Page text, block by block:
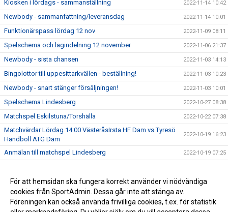
Kiosken i lördags - sammanställning 2022-11-14 10:42
Newbody - sammanfattning/leveransdag 2022-11-14 10:01
Funktionärspass lördag 12 nov 2022-11-09 08:11
Spelschema och lagindelning 12 november 2022-11-06 21:37
Newbody - sista chansen 2022-11-03 14:13
Bingolottor till uppesittarkvällen - beställning! 2022-11-03 10:23
Newbody - snart stänger försäljningen! 2022-11-03 10:01
Spelschema Lindesberg 2022-10-27 08:38
Matchspel Eskilstuna/Torshälla 2022-10-22 07:38
Matchvärdar Lördag 14:00 VästeråsIrsta HF Dam vs Tyresö
Handboll ATG Dam
2022-10-19 16:23
Anmälan till matchspel Lindesberg 2022-10-19 07:25
Newbody 2022-10-17 13:35
Uppdatering träningstider under säsongen 2022-08-21 08:59
För att hemsidan ska fungera korrekt använder vi nödvändiga
cookies från SportAdmin. Dessa går inte att stänga av.
Föreningen kan också använda frivilliga cookies, t.ex. för statistik